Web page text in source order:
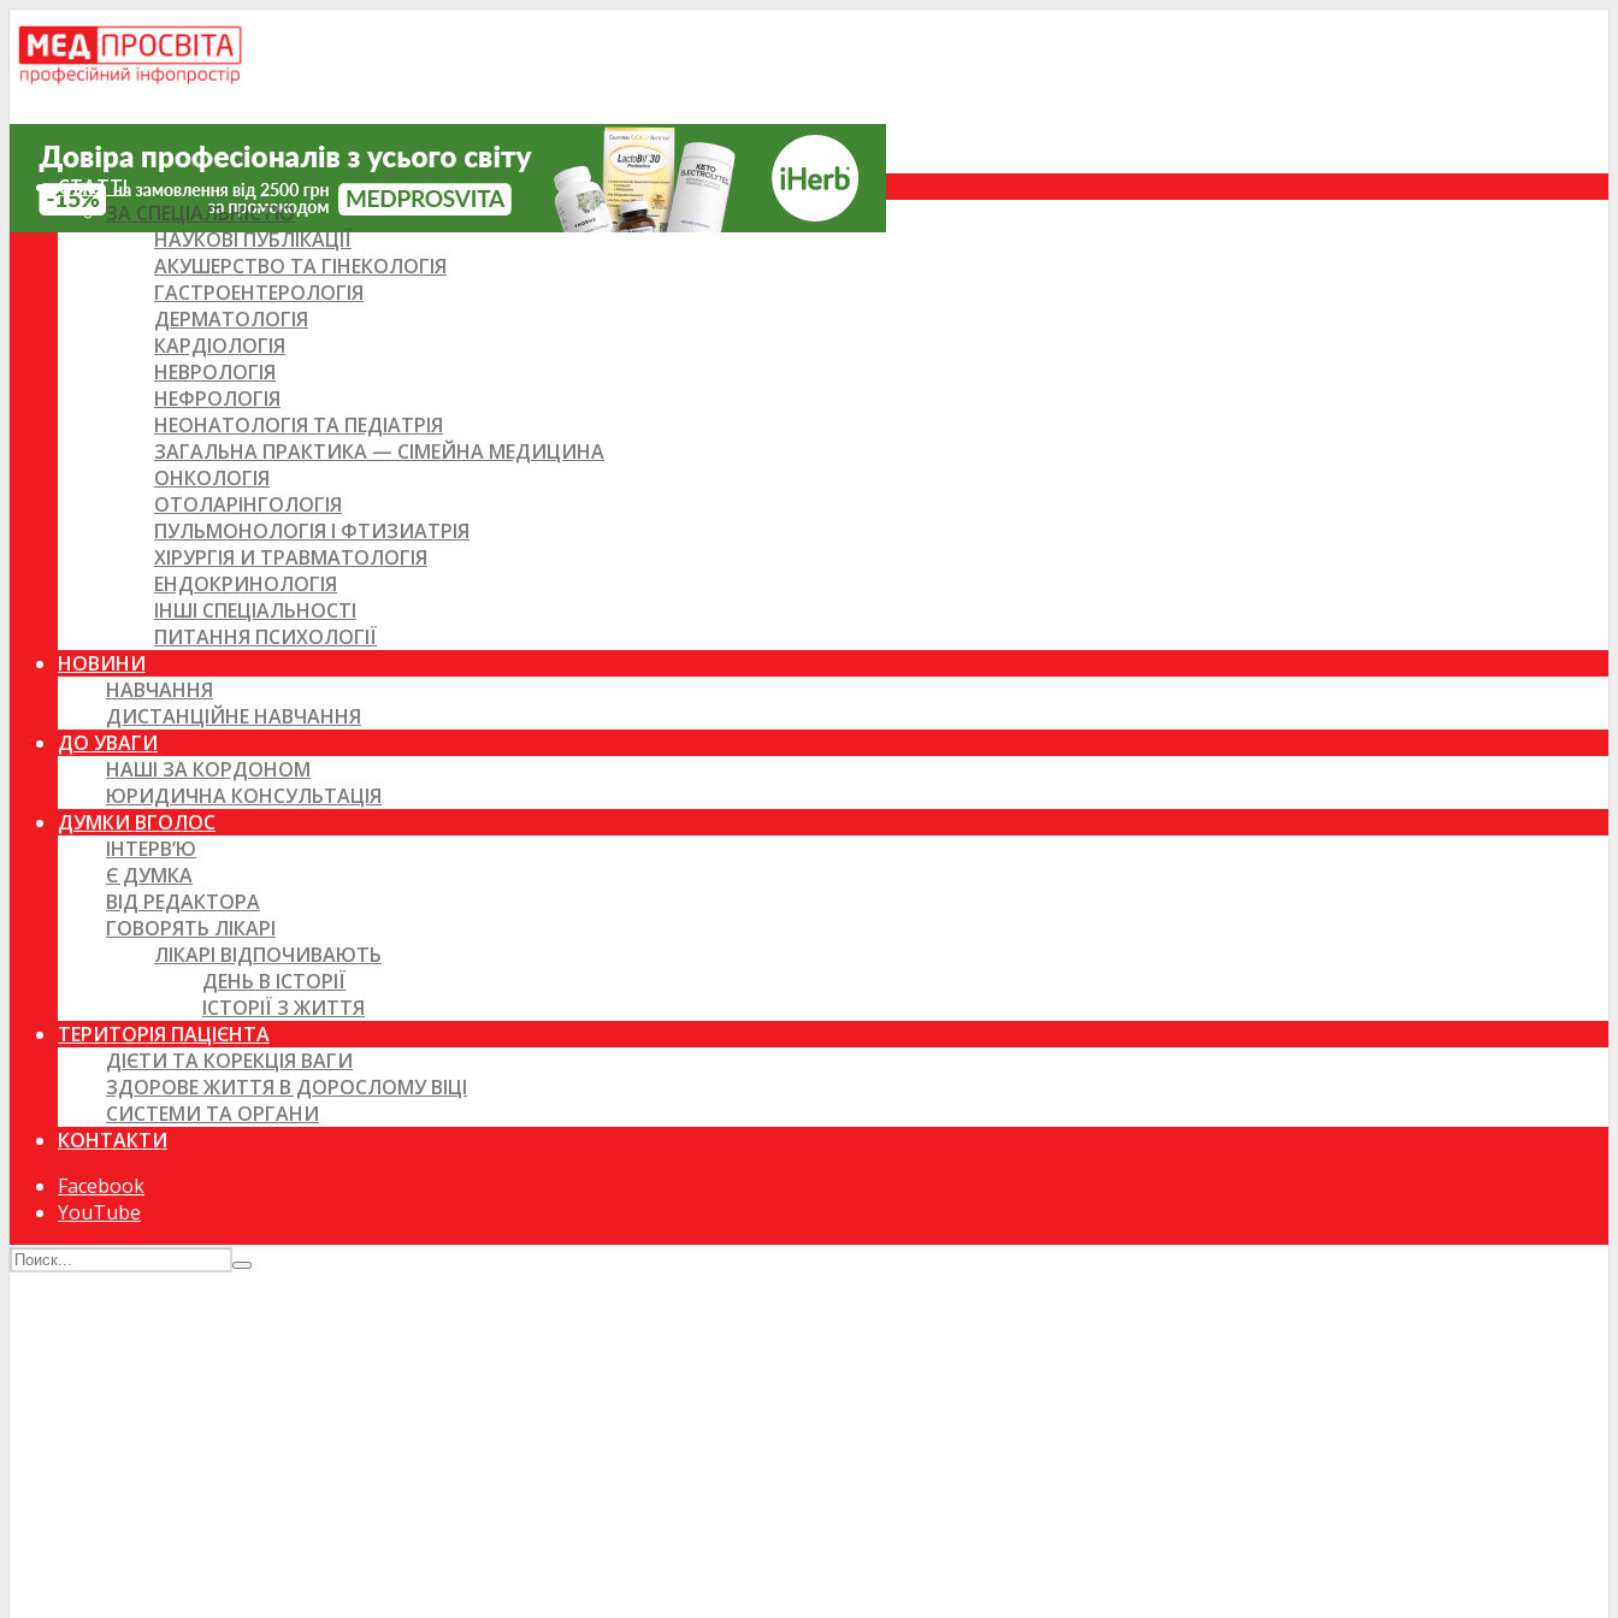
СТАТТІ
ЗА СПЕЦІАЛЬНІСТЮ
НАУКОВІ ПУБЛІКАЦІЇ
АКУШЕРСТВО ТА ГІНЕКОЛОГІЯ
ГАСТРОЕНТЕРОЛОГІЯ
ДЕРМАТОЛОГІЯ
КАРДІОЛОГІЯ
НЕВРОЛОГІЯ
НЕФРОЛОГІЯ
НЕОНАТОЛОГІЯ ТА ПЕДІАТРІЯ
ЗАГАЛЬНА ПРАКТИКА — СІМЕЙНА МЕДИЦИНА
ОНКОЛОГІЯ
ОТОЛАРІНГОЛОГІЯ
ПУЛЬМОНОЛОГІЯ І ФТИЗИАТРІЯ
ХІРУРГІЯ И ТРАВМАТОЛОГІЯ
ЕНДОКРИНОЛОГІЯ
ІНШІ СПЕЦІАЛЬНОСТІ
ПИТАННЯ ПСИХОЛОГІЇ
НОВИНИ
НАВЧАННЯ
ДИСТАНЦІЙНЕ НАВЧАННЯ
ДО УВАГИ
НАШІ ЗА КОРДОНОМ
ЮРИДИЧНА КОНСУЛЬТАЦІЯ
ДУМКИ ВГОЛОС
ІНТЕРВ’Ю
Є ДУМКА
ВІД РЕДАКТОРА
ГОВОРЯТЬ ЛІКАРІ
ЛІКАРІ ВІДПОЧИВАЮТЬ
ДЕНЬ В ІСТОРІЇ
ІСТОРІЇ З ЖИТТЯ
ТЕРИТОРІЯ ПАЦІЄНТА
ДІЄТИ ТА КОРЕКЦІЯ ВАГИ
ЗДОРОВЕ ЖИТТЯ В ДОРОСЛОМУ ВІЦІ
СИСТЕМИ ТА ОРГАНИ
КОНТАКТИ
Facebook
YouTube